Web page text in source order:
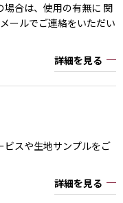
合は、使用の有無に 関
ールでご連絡をいただい
詳細を見る
ビスや生地サンプルをご
詳細を見る